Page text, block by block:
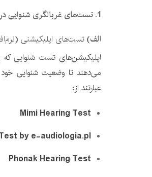
1. تست‌های غربالگری شنوایی
الف)تست‌های اپلیکیشنی(
اپلیکیشن‌های تست شنوایی که
می‌دهند تا وضعیت شنوایی خود
عبارتند از:
Mimi Hearing Test
by e-audiologia.pl
Phonak Hearing Test